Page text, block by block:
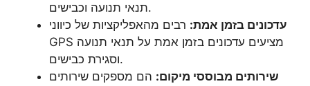
תנאי תנועה וכבישים.
עדכונים בזמן אמת: רבים מהאפליקציות של כיווני
GPS מציעים עדכונים בזמן אמת על תנאי תנועה
וסגירת כבישים.
שירותים מבוססי מיקום: הם מספקים שירותים